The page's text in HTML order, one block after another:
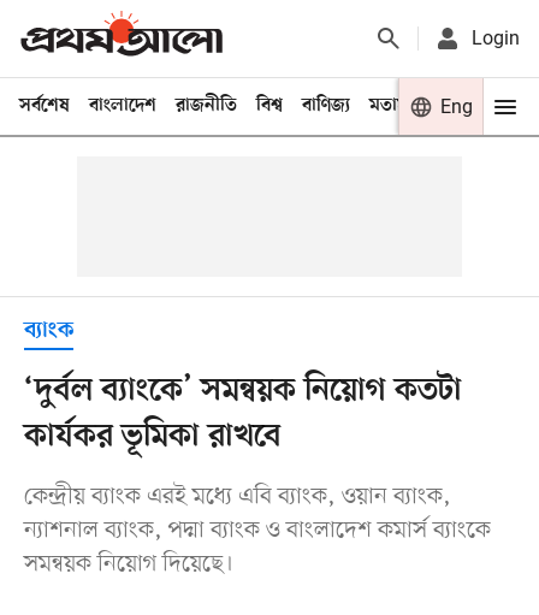
Login
সর্বশেষ বাংলাদেশ রাজনীতি বিশ্ব বাণিজ্য মতামত খেলা
Eng
ব্যাংক
‘দুর্বল ব্যাংকে’ সমন্বয়ক নিয়োগ কতটা
কার্যকর ভূমিকা রাখবে
কেন্দ্রীয় ব্যাংক এরই মধ্যে এবি ব্যাংক, ওয়ান ব্যাংক,
ন্যাশনাল ব্যাংক, পদ্মা ব্যাংক ও বাংলাদেশ কমার্স ব্যাংকে
সমন্বয়ক নিয়োগ দিয়েছে।